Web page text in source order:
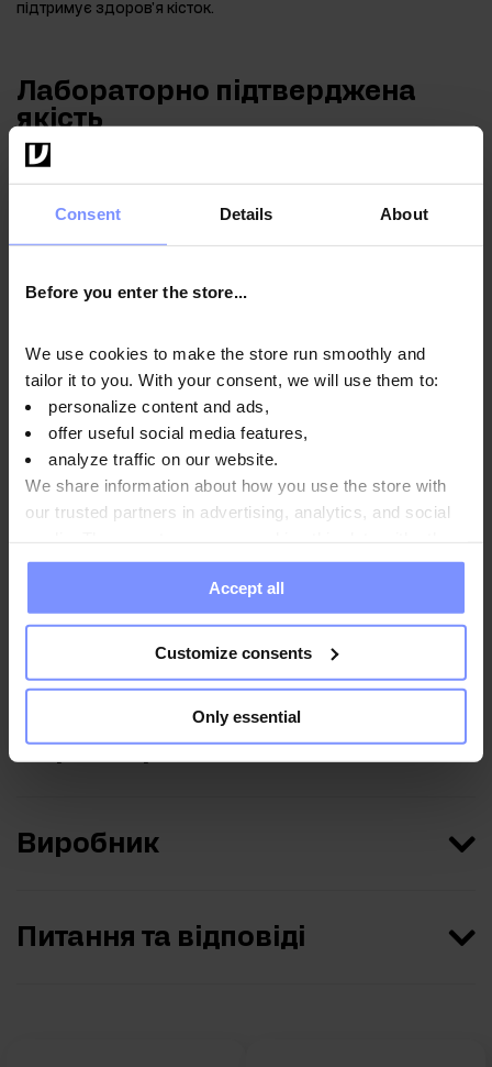
Consent Details About
Before you enter the store...
We use cookies to make the store run smoothly and
tailor it to you. With your consent, we will use them to:
personalize content and ads,
offer useful social media features,
analyze traffic on our website.
We share information about how you use the store with
our trusted partners in advertising, analytics, and social
information you have provided to them or that they have
collected when you use their services. Do you agree?
Accept all
Customize consents
Only essential
підтримує здоров'я кісток.
Лабораторно підтверджена
якість
З турботою про здоров'я наших клієнтів, ми регулярно
лабораторії, гарантуючи її найвищу якість і
безпечність.
OstroVit 100% Whey Protein - Дослідження на вміст
важких металів 22.07.2025
Спосіб використання
Харчова цінність
Параметри
Виробник
Питання та відповіді